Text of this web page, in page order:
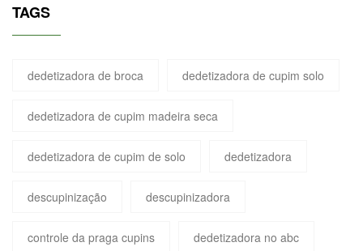
TAGS
dedetizadora de broca dedetizadora de cupim solo
dedetizadora de cupim madeira seca
dedetizadora de cupim de solo dedetizadora
descupinização descupinizadora
controle da praga cupins dedetizadora no abc